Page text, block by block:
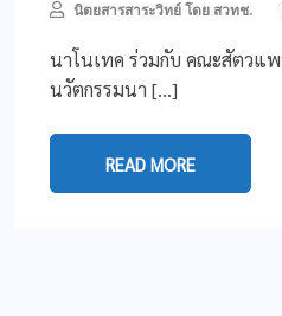
นิตยสารสาระวิทย์ โดย สวทช.
นาโนเทค ร่วมกับ คณะสัตวแ
นวัตกรรมนา […]
READ MORE